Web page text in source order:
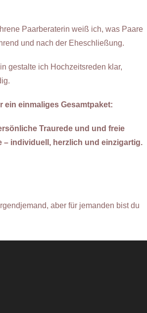
Paarberaterin weiß ich, was Paare
und nach der Eheschließung.
gestalte ich Hochzeitsreden klar,
ein einmaliges Gesamtpaket:
Traurede und und freie
– individuell, herzlich und einzigartig.
aber für jemanden bist du